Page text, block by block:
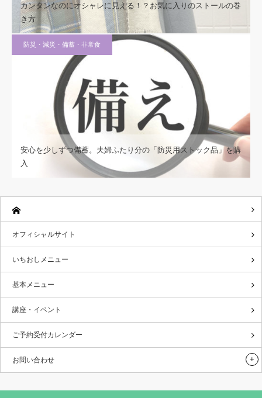
カンタンなのにオシャレに見える！？お気に入りのストールの巻
き方
防災・減災・備蓄・非常食
安心を少しずつ備蓄。夫婦ふたり分の「防災用ストック品」を購
入
オフィシャルサイト
いちおしメニュー
基本メニュー
講座・イベント
ご予約受付カレンダー
お問い合わせ